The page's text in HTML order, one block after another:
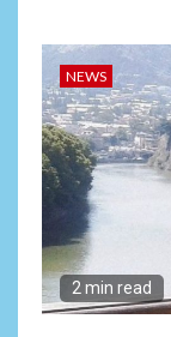
NEWS
2 min read